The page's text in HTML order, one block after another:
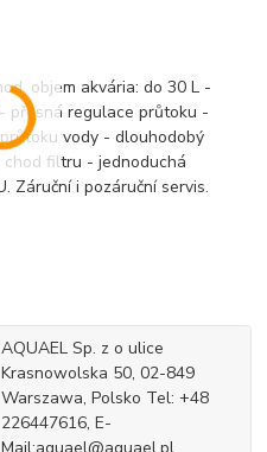
objem akvária: do 30 L -
přesná regulace průtoku -
vody - dlouhodobý
filtru - jednoduchá
Záruční i pozáruční servis.
AQUAEL Sp. z o ulice
Krasnowolska 50, 02-849
Warszawa, Polsko Tel: +48
226447616, E-